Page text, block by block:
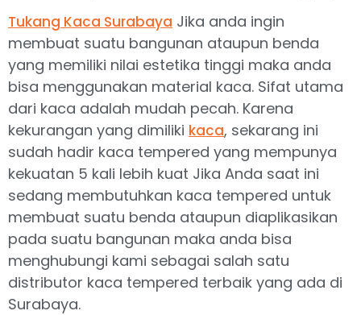
Tukang Kaca Surabaya Jika anda ingin
membuat suatu bangunan ataupun benda
yang memiliki nilai estetika tinggi maka anda
bisa menggunakan material kaca. Sifat utama
dari kaca adalah mudah pecah. Karena
kekurangan yang dimiliki kaca, sekarang ini
sudah hadir kaca tempered yang mempunya
kekuatan 5 kali lebih kuat Jika Anda saat ini
sedang membutuhkan kaca tempered untuk
membuat suatu benda ataupun diaplikasikan
pada suatu bangunan maka anda bisa
menghubungi kami sebagai salah satu
distributor kaca tempered terbaik yang ada di
Surabaya.